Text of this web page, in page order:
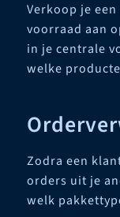
Verkoop je
voorraad aan
in je centrale
welke
Zodra een
orders uit je
welk